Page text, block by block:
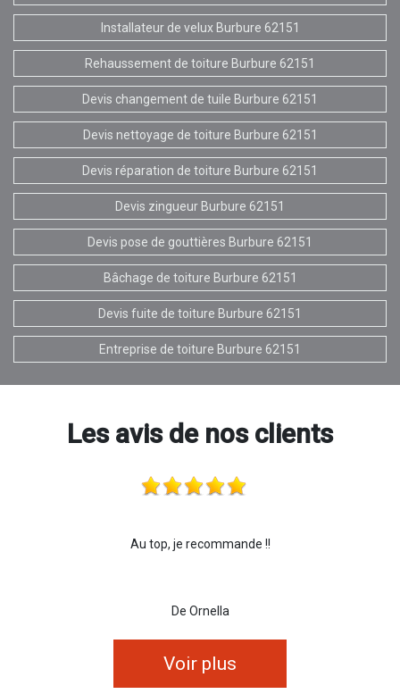
Installateur de velux Burbure 62151
Rehaussement de toiture Burbure 62151
Devis changement de tuile Burbure 62151
Devis nettoyage de toiture Burbure 62151
Devis réparation de toiture Burbure 62151
Devis zingueur Burbure 62151
Devis pose de gouttières Burbure 62151
Bâchage de toiture Burbure 62151
Devis fuite de toiture Burbure 62151
Entreprise de toiture Burbure 62151
Les avis de nos clients
Au top, je recommande !!
De Ornella
Voir plus